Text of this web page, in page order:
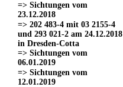
=> Sichtungen vom
23.12.2018
=> 202 483-4 mit 03 2155-4
und 293 021-2 am 24.12.2018
in Dresden-Cotta
=> Sichtungen vom
06.01.2019
=> Sichtungen vom
12.01.2019